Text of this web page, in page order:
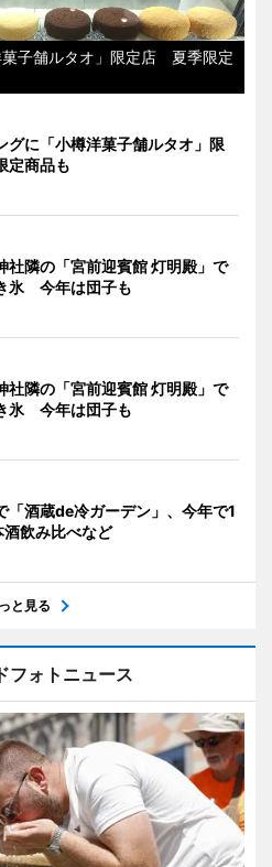
子舗ルタオ」限定店 夏季限定
グに「小樽洋菓子舗ルタオ」限
商品も
社隣の「宮前迎賓館 灯明殿」で
氷 今年は団子も
社隣の「宮前迎賓館 灯明殿」で
氷 今年は団子も
「酒蔵de冷ガーデン」、今年で1
飲み比べなど
と見る
フォトニュース